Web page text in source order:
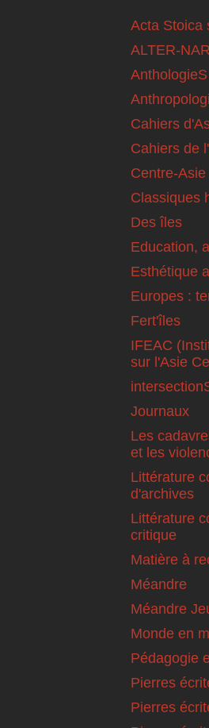
Acta Stoica
ALTER-
AnthologieS
Cahiers
Cahiers de
Centre-Asie
Classiques
Des îles
Education,
Esthétique
Europes :
Fert'îles
IFEAC
sur l'Asie
Journaux
Les
et les
Littérature
d'archives
Littérature
critique
Matière à
Méandre
Méandre
Monde en
Pédagogie
Pierres
Pierres